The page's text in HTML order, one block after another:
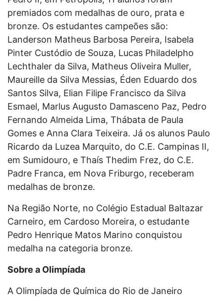
premiados com medalhas de ouro, prata e
bronze. Os estudantes campeões são:
Landerson Matheus Barbosa Pereira, Isabela
Pinter Custódio de Souza, Lucas Philadelpho
Lechthaler da Silva, Matheus Oliveira Muller,
Maureille da Silva Messias, Éden Eduardo dos
Santos Silva, Elian Filipe Francisco da Silva
Esmael, Marlus Augusto Damasceno Paz, Pedro
Fernando Almeida Lima, Thábata de Paula
Gomes e Anna Clara Teixeira. Já os alunos Paulo
Ricardo da Luzea Marquito, do C.E. Campinas II,
em Sumidouro, e Thaís Thedim Frez, do C.E.
Padre Franca, em Nova Friburgo, receberam
medalhas de bronze.
Na Região Norte, no Colégio Estadual Baltazar
Carneiro, em Cardoso Moreira, o estudante
Pedro Henrique Matos Marino conquistou
medalha na categoria bronze.
Sobre a Olimpíada
A Olimpíada de Química do Rio de Janeiro